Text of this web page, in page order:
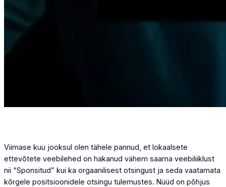
Viimase kuu jooksul olen tähele pannud, et lokaalsete
ettevõtete veebilehed on hakanud vähem saama veebiliiklust
nii “Sponsitud” kui ka orgaanilisest otsingust ja seda vaatamata
kõrgele positsioonidele otsingu tulemustes. Nüüd on põhjus